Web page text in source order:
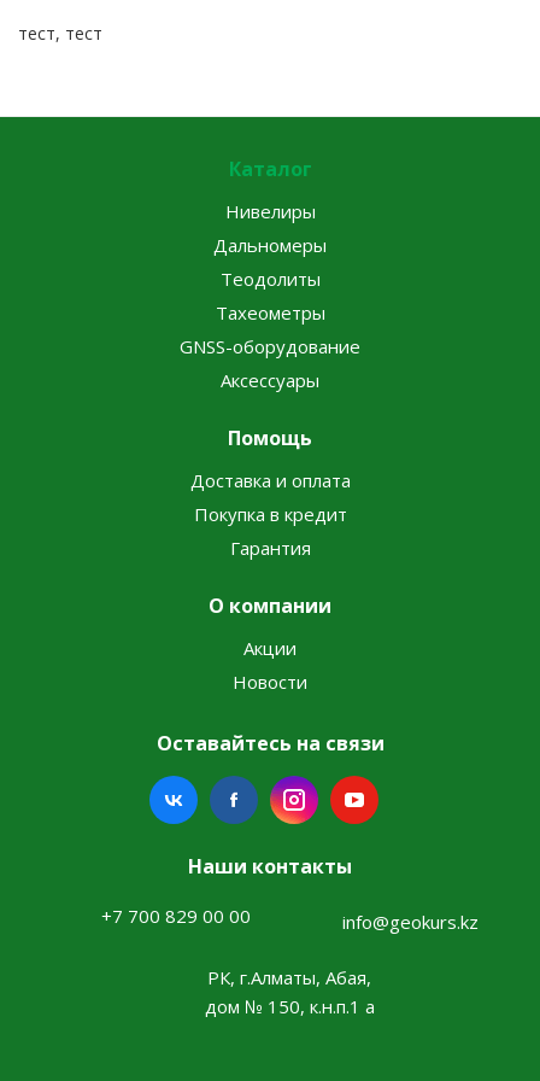
тест, тест
Каталог
Нивелиры
Дальномеры
Теодолиты
Тахеометры
GNSS-оборудование
Аксессуары
Помощь
Доставка и оплата
Покупка в кредит
Гарантия
О компании
Акции
Новости
Оставайтесь на связи
Наши контакты
+7 700 829 00 00 info@geokurs.kz
РК, г.Алматы, Абая,
дом № 150, к.н.п.1 а